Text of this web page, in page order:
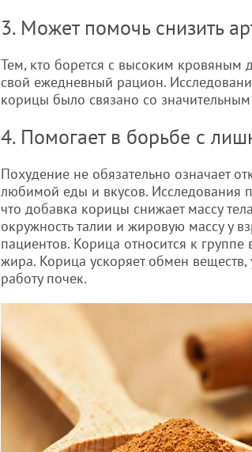
3. Может помочь снизить
Тем, кто борется с высоким кровяным
свой ежедневный рацион.
корицы было связано со
4. Помогает в борьбе с
Похудение не обязательно означает
любимой еды и вкусов. Исследования
что добавка корицы снижает массу
окружность талии и жировую массу у
пациентов. Корица относится к
жира. Корица ускоряет обмен
работу почек.